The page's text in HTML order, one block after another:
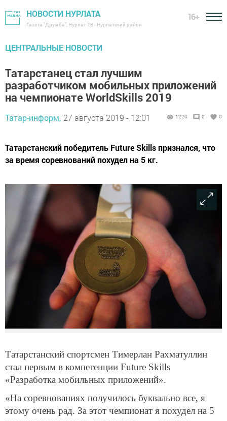
НОВОСТИ НУРЛАТА
Газета "Дружба", Нурлат ТВ - Нурлатский район
16+
ЦЕНТРАЛЬНЫЕ НОВОСТИ
Татарстанец стал лучшим
разработчиком мобильных приложений
на чемпионате WorldSkills 2019
Татар-информ, 27 августа 2019 - 12:01 1220 0 0
Татарстанский победитель Future Skills признался, что
за время соревнований похудел на 5 кг.
Татарстанский спортсмен Тимерлан Рахматуллин
стал первым в компетенции Future Skills
«Разработка мобильных приложений».
«На соревнованиях получилось буквально все, я
этому очень рад. За этот чемпионат я похудел на 5